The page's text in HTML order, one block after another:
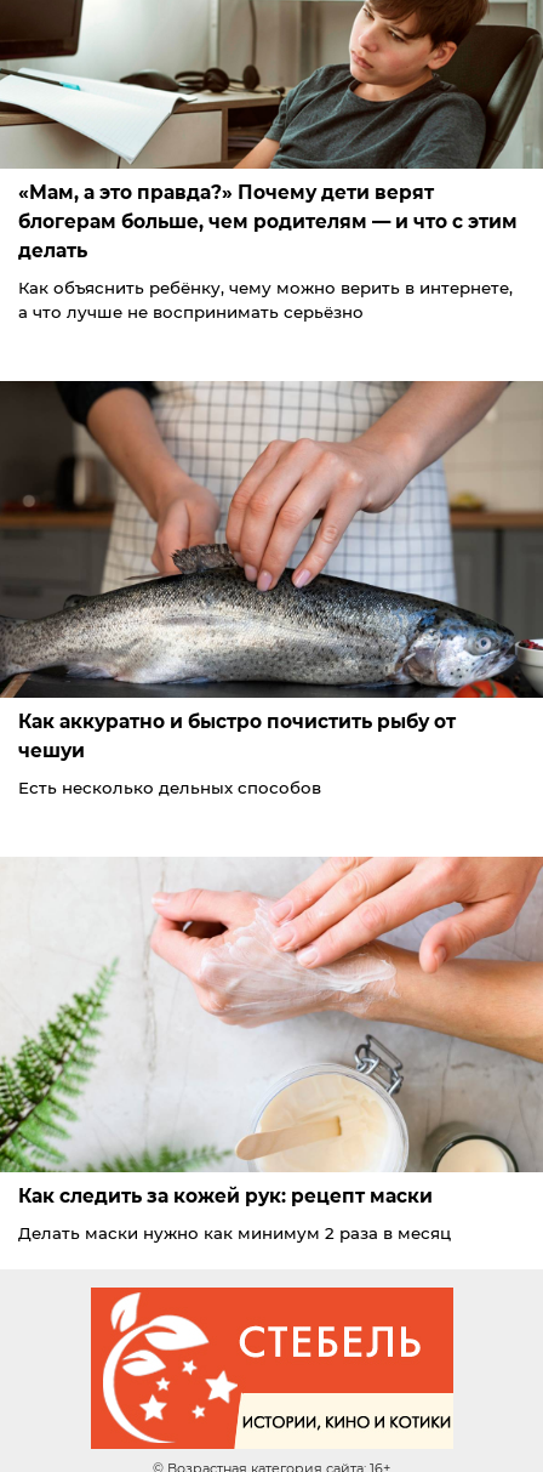
«Мам, а это правда?» Почему дети верят
блогерам больше, чем родителям — и что с этим
делать
Как объяснить ребёнку, чему можно верить в интернете,
а что лучше не воспринимать серьёзно
Как аккуратно и быстро почистить рыбу от
чешуи
Есть несколько дельных способов
Как следить за кожей рук: рецепт маски
Делать маски нужно как минимум 2 раза в месяц